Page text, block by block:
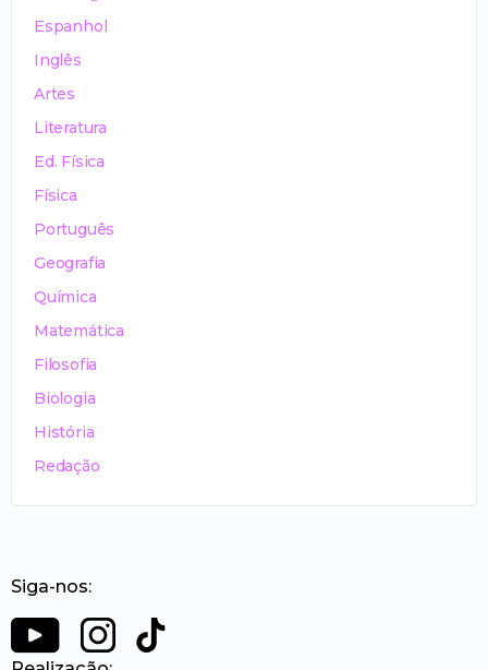
Espanhol
Inglês
Artes
Literatura
Ed. Física
Física
Português
Geografia
Química
Matemática
Filosofia
Biologia
História
Redação
Siga-nos: